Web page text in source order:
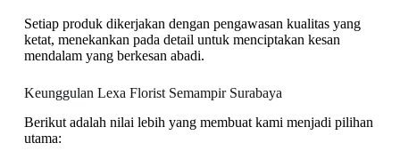
Setiap produk dikerjakan dengan pengawasan kualitas yang
ketat, menekankan pada detail untuk menciptakan kesan
mendalam yang berkesan abadi.
Keunggulan Lexa Florist Semampir Surabaya
Berikut adalah nilai lebih yang membuat kami menjadi pilihan
utama: